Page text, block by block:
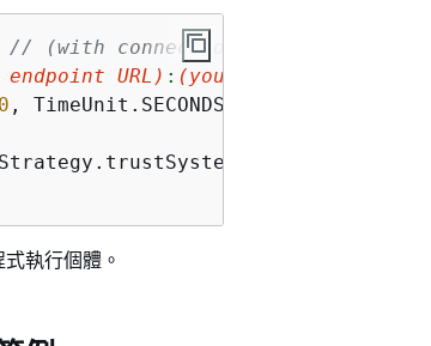
// (with connection timeout)
URL) : (your cluster port)
, TimeUnit.SECONDS)
執行個體。